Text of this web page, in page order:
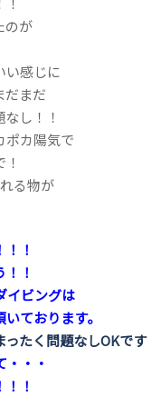
のが
い感じに
だまだ
し！！
ポカ陽気で
る物が
！
！
イビングは
いております。
ったく問題なしOKです
・・
！